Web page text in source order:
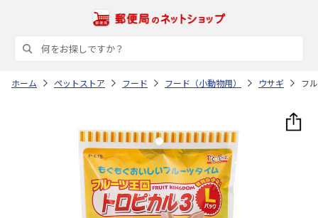
ホーム ペットストア フード フード（小動物用） ウサギ フ